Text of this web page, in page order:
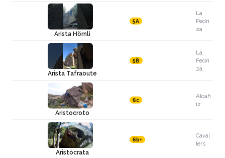
Arista Hörnli
5A
La
Pedri
za
Arista Tafraoute
5B
La
Pedri
za
Aristocroto
6c
Alcañ
iz
Aristòcrata
6b+
Caval
lers